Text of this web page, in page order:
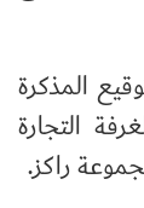
المذكرة
التجارة
راكز.